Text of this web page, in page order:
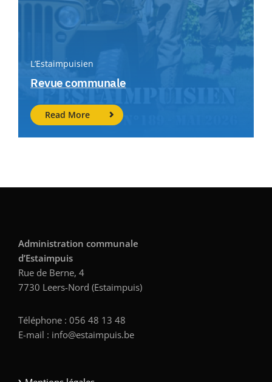
L’Estaimpuisien
Revue communale
Read More
Administration communale
d’Estaimpuis
Rue de Berne, 4
7730 Leers-Nord (Estaimpuis)
Téléphone : 056 48 13 48
E-mail : info@estaimpuis.be